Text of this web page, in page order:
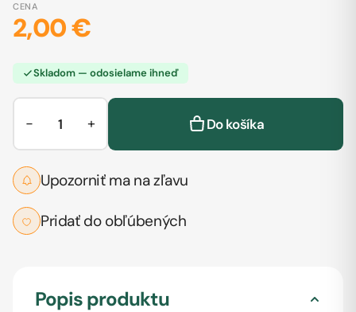
CENA
2,00 €
Skladom — odosielame ihneď
− + Do košíka
Upozorniť ma na zľavu
Pridať do obľúbených
Popis produktu